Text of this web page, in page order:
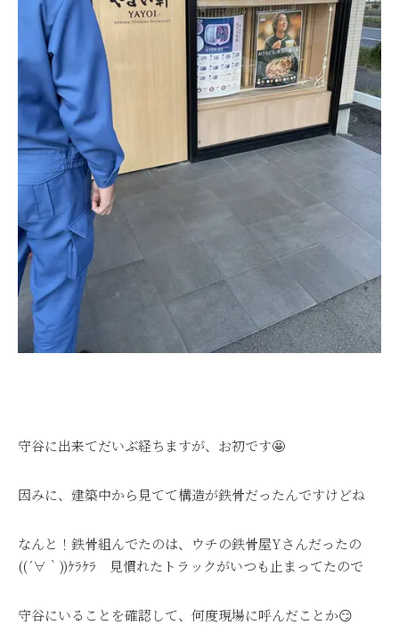
守谷に出来てだいぶ経ちますが、お初です🤩
因みに、建築中から見てて構造が鉄骨だったんですけどね
なんと！鉄骨組んでたのは、ウチの鉄骨屋Yさんだったの
((´∀｀))ｹﾗｹﾗ 見慣れたトラックがいつも止まってたので
守谷にいることを確認して、何度現場に呼んだことか😏